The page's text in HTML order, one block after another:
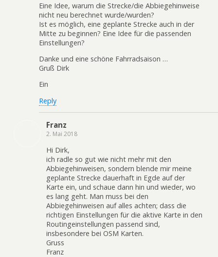
Eine Idee, warum die Strecke/die Abbiegehinweise
nicht neu berechnet wurde/wurden?
Ist es möglich, eine geplante Strecke auch in der
Mitte zu beginnen? Eine Idee für die passenden
Einstellungen?
Danke und eine schöne Fahrradsaison …
Gruß Dirk
Ein
Reply
Franz
2. Mai 2018
Hi Dirk,
ich radle so gut wie nicht mehr mit den
Abbiegehinweisen, sondern blende mir meine
geplante Strecke dauerhaft in Egde auf der
Karte ein, und schaue dann hin und wieder, wo
es lang geht. Man muss bei den
Abbiegehinweisen auf alles achten; dass die
richtigen Einstellungen für die aktive Karte in den
Routingeinstellungen passend sind,
insbesondere bei OSM Karten.
Gruss
Franz